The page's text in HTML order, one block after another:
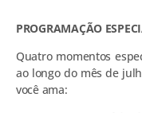
PROGRAMAÇÃO
Quatro momentos
ao longo do mês de
você ama: